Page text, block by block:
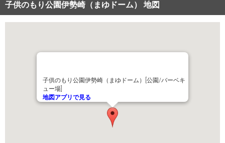
子供のもり公園伊勢崎（まゆドーム） 地図
子供のもり公園伊勢崎（まゆドーム）[公園/バーベキ
ュー場]
地図アプリで見る